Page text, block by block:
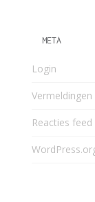
META
Login
Vermeldingen
Reacties feed